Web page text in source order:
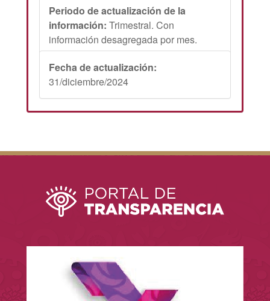
Periodo de actualización de la
información: Trimestral. Con
información desagregada por mes.
Fecha de actualización:
31/diciembre/2024